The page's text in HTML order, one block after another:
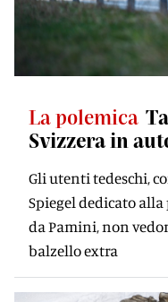
La polemica
Svizzera in
Gli utenti tedeschi,
Spiegel dedicato
da Pamini, non
balzello extra